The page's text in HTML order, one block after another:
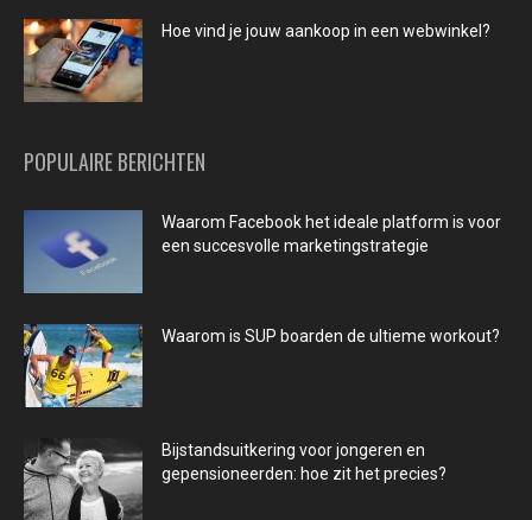
Hoe vind je jouw aankoop in een webwinkel?
POPULAIRE BERICHTEN
Waarom Facebook het ideale platform is voor
een succesvolle marketingstrategie
Waarom is SUP boarden de ultieme workout?
Bijstandsuitkering voor jongeren en
gepensioneerden: hoe zit het precies?